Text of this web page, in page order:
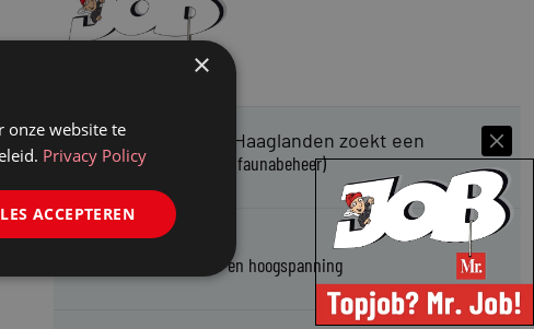
Omgevingsdienst Haaglanden zoekt een
Jurist Omgevingsrecht (faunabeheer)
Enexis zoekt een
Rentmeester midden- en hoogspanning
×
onze website te
Privacy Policy
ACCEPTEREN